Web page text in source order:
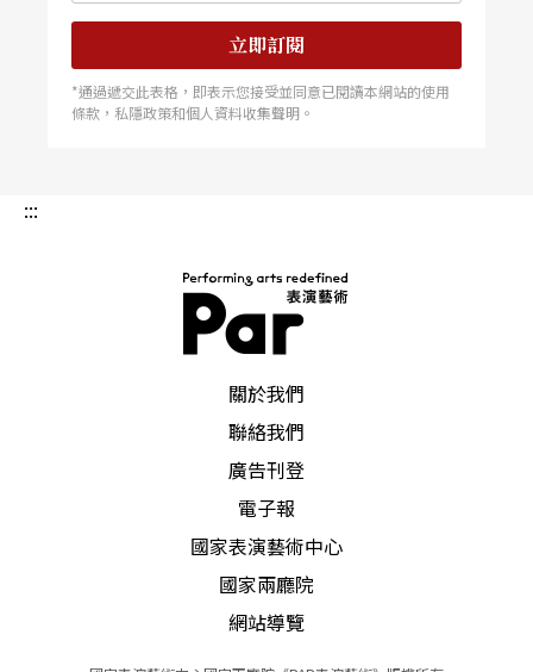
立即訂閱
*通過遞交此表格，即表示您接受並同意已閱讀本網站的使用
條款，私隱政策和個人資料收集聲明。
:::
關於我們
聯絡我們
廣告刊登
電子報
國家表演藝術中心
國家兩廳院
網站導覽